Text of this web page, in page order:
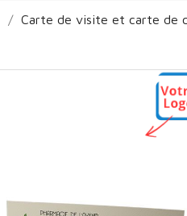
Carte de visite et carte de